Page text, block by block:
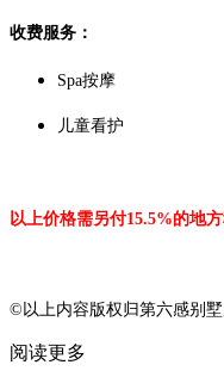
收费服务：
Spa按摩
儿童看护
以上价格需另付15.5%的地
©以上内容版权归第六感别
阅读更多